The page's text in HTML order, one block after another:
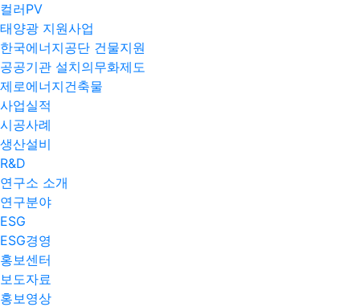
컬러PV
태양광 지원사업
한국에너지공단 건물지원
공공기관 설치의무화제도
제로에너지건축물
사업실적
시공사례
생산설비
R&D
연구소 소개
연구분야
ESG
ESG경영
홍보센터
보도자료
홍보영상